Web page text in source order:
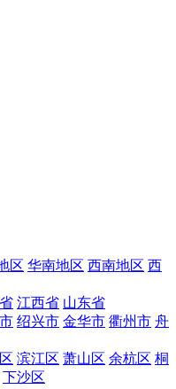
区 华南地区 西南地区 西
江西省 山东省
绍兴市 金华市 衢州市 舟
滨江区 萧山区 余杭区 桐
下沙区